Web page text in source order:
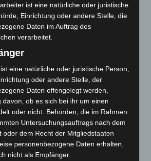
(103)
(114)
ist eine natürliche oder juristische
Einrichtung oder andere Stelle, die
Daten im Auftrag des
verarbeitet.
eine natürliche oder juristische Person,
oder andere Stelle, der
Daten offengelegt werden,
davon, ob es sich bei ihr um einen
oder nicht. Behörden, die im Rahmen
Untersuchungsauftrags nach dem
oder dem Recht der Mitgliedstaaten
personenbezogene Daten erhalten,
nicht als Empfänger.